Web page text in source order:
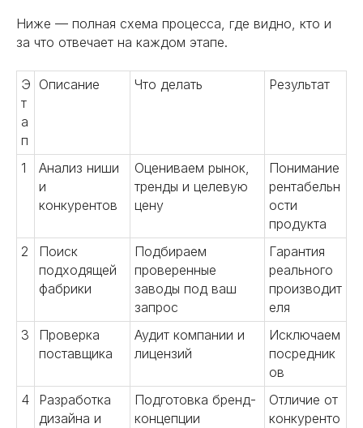
Ниже — полная схема процесса, где видно, кто и
за что отвечает на каждом этапе.
Э
т
а
п
Описание Что делать Результат
1
Анализ ниши
и
конкурентов
Оцениваем рынок,
тренды и целевую
цену
Понимание
рентабельн
ости
продукта
2
Поиск
подходящей
фабрики
Подбираем
проверенные
заводы под ваш
запрос
Гарантия
реального
производит
еля
3
Проверка
поставщика
Аудит компании и
лицензий
Исключаем
посредник
ов
4
Разработка
дизайна и
Подготовка бренд-
концепции
Отличие от
конкуренто